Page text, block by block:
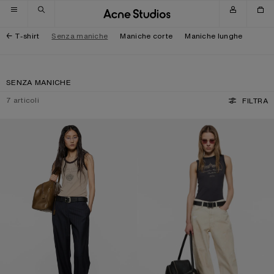
Salta alla navigazione
Salta al contenuto principale
Salta al piè di pagina
T-shirt Senza maniche Maniche corte Maniche lunghe
SENZA MANICHE
7 articoli FILTRA
CANOTTA A COSTE CANOTTA CON GRAFICA